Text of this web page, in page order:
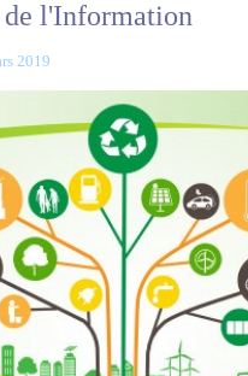
l'Information
2019